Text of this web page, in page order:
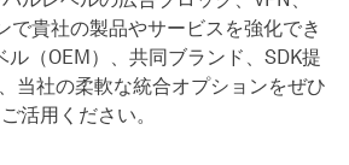
で貴社の製品やサービスを強化でき
ル（OEM）、共同ブランド、SDK提
当社の柔軟な統合オプションをぜひ
ご活用ください。